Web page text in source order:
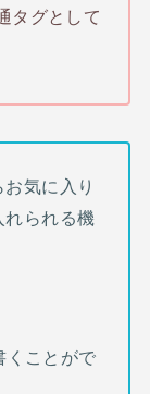
タグとして
気に入り
れられる機
くことがで